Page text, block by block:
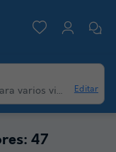
varios viajeros Editar
47